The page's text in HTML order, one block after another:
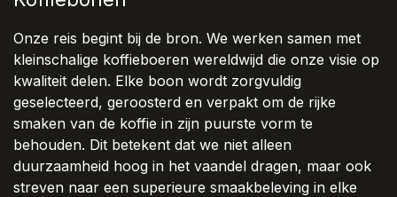
Onze reis begint bij de bron. We werken samen met
kleinschalige koffieboeren wereldwijd die onze visie op
kwaliteit delen. Elke boon wordt zorgvuldig
geselecteerd, geroosterd en verpakt om de rijke
smaken van de koffie in zijn puurste vorm te
behouden. Dit betekent dat we niet alleen
duurzaamheid hoog in het vaandel dragen, maar ook
streven naar een superieure smaakbeleving in elke